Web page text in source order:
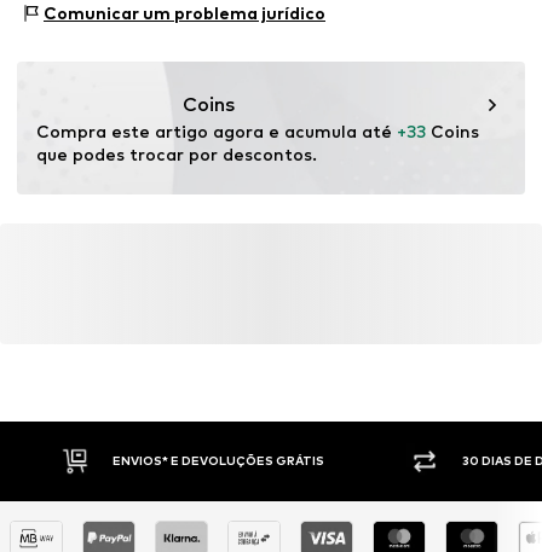
89537 Giengen an der Brenz
Comunicar um problema jurídico
Coins
Compra este artigo agora e acumula até +33 Coins
que podes trocar por descontos.
ENVIOS* E DEVOLUÇÕES GRÁTIS 30 DIAS DE